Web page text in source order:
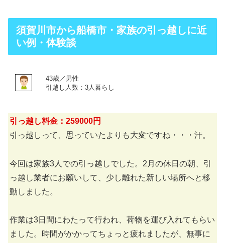
須賀川市から船橋市・家族の引っ越しに近
い例・体験談
43歳／男性
引越し人数：3人暮らし
引っ越し料金：259000円
引っ越しって、思っていたよりも大変ですね・・・汗。
今回は家族3人での引っ越しでした。2月の休日の朝、引
っ越し業者にお願いして、少し離れた新しい場所へと移
動しました。
作業は3日間にわたって行われ、荷物を運び入れてもらい
ました。時間がかかってちょっと疲れましたが、無事に